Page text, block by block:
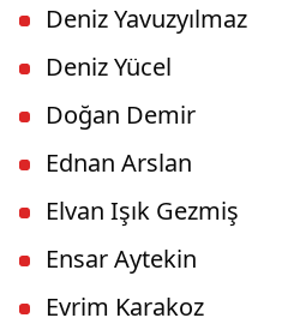
Deniz Yavuzyılmaz
Deniz Yücel
Doğan Demir
Ednan Arslan
Elvan Işık Gezmiş
Ensar Aytekin
Evrim Karakoz